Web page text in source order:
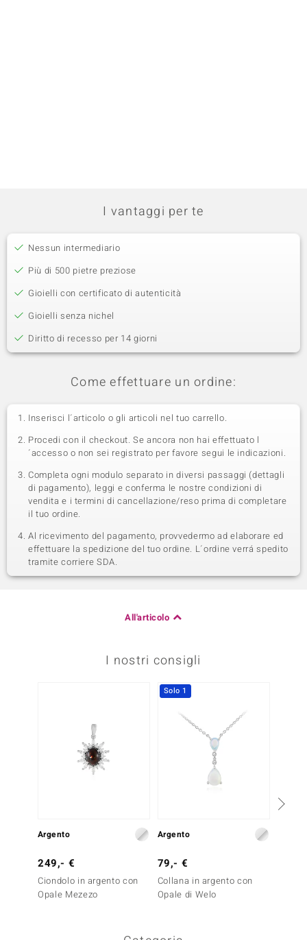
I vantaggi per te
Nessun intermediario
Più di 500 pietre preziose
Gioielli con certificato di autenticità
Gioielli senza nichel
Diritto di recesso per 14 giorni
Come effettuare un ordine:
Inserisci l´articolo o gli articoli nel tuo carrello.
Procedi con il checkout. Se ancora non hai effettuato l
´accesso o non sei registrato per favore segui le indicazioni.
Completa ogni modulo separato in diversi passaggi (dettagli
di pagamento), leggi e conferma le nostre condizioni di
vendita e i termini di cancellazione/reso prima di completare
il tuo ordine.
Al ricevimento del pagamento, provvedermo ad elaborare ed
effettuare la spedizione del tuo ordine. L´ordine verrá spedito
tramite corriere SDA.
All'articolo
I nostri consigli
Argento
249,- €
Ciondolo in argento con
Opale Mezezo
Solo 1
Argento
79,- €
Collana in argento con
Opale di Welo